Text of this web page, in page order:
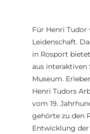
Für Henri
Leidenschaft.
in Rosport
aus
Museum.
Henri Tudors
vom 19.
gehörte zu den
Entwicklung